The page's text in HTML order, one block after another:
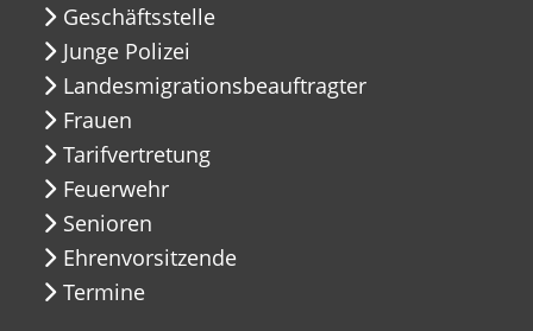
Geschäftsstelle
Junge Polizei
Landesmigrationsbeauftragter
Frauen
Tarifvertretung
Feuerwehr
Senioren
Ehrenvorsitzende
Termine